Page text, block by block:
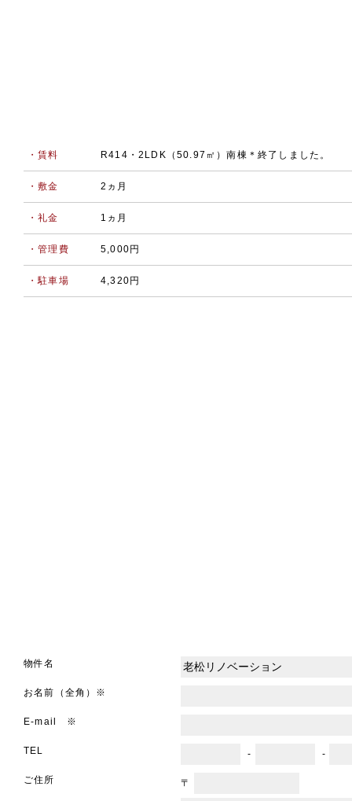
・賃料 R414・2LDK（50.97㎡）南棟＊終了しました。
・敷金 2ヵ月
・礼金 1ヵ月
・管理費 5,000円
・駐車場 4,320円
物件名
お名前（全角）※
E-mail ※
TEL - -
ご住所 〒